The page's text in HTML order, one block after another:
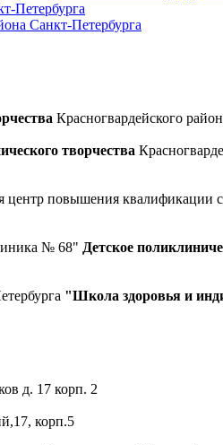
Петербурга
Санкт-Петербурга
Красногвардейского
творчества
центр повышения квалификации
№ 68" Детское
"Школа здоровья и
д. 17 корп. 2
корп.5